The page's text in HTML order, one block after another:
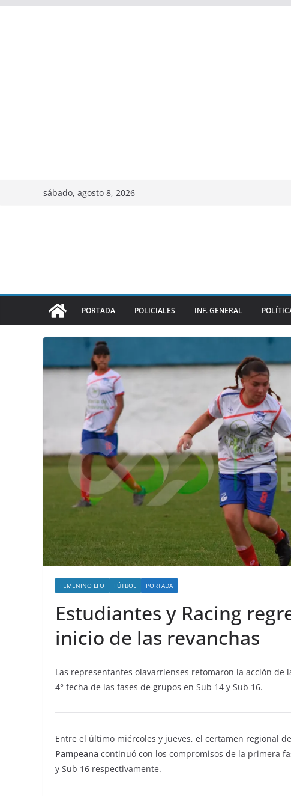
sábado, agosto 8, 2026
PORTADA POLICIALES INF. GENERAL
FEMENINO LFO FÚTBOL PORTADA
Estudiantes y Racing
inicio de las revanchas
Las representantes olavarrienses retomaron la acción de
4° fecha de las fases de grupos en Sub 14 y Sub 16.
Entre el último miércoles y jueves, el certamen regional
Pampeana continuó con los compromisos de la primera
y Sub 16 respectivamente.